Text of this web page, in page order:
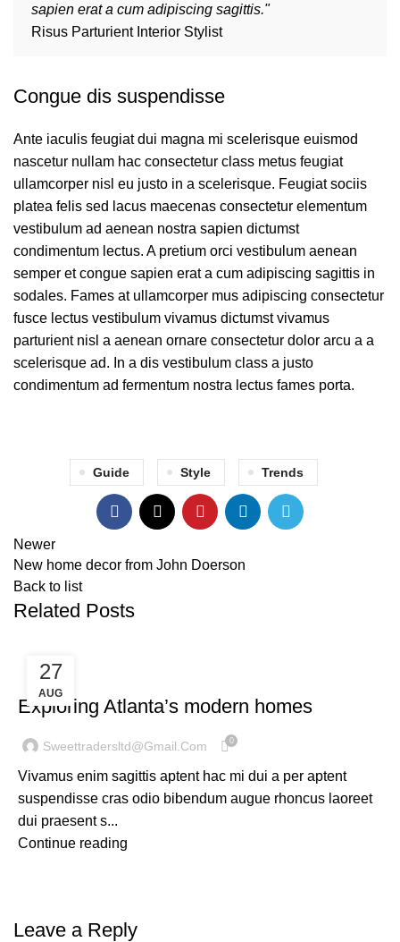
sapien erat a cum adipiscing sagittis."
Risus Parturient Interior Stylist
Congue dis suspendisse
Ante iaculis feugiat dui magna mi scelerisque euismod
nascetur nullam hac consectetur class metus feugiat
ullamcorper nisl eu justo in a scelerisque. Feugiat sociis
platea felis sed lacus maecenas consectetur elementum
vestibulum ad aenean nostra sapien dictumst
condimentum lectus. A pretium orci vestibulum aenean
semper et congue sapien erat a cum adipiscing sagittis in
sodales. Fames at ullamcorper mus adipiscing consectetur
fusce lectus vestibulum vivamus dictumst vivamus
parturient nisl a aenean ornare consectetur dolor arcu a a
scelerisque ad. In a dis vestibulum class a justo
condimentum ad fermentum nostra lectus fames porta.
Guide Style Trends
Newer
New home decor from John Doerson
Back to list
Related Posts
27
AUG
DECORATION
Exploring Atlanta’s modern homes
Sweettradersltd@gmail.com 0
Vivamus enim sagittis aptent hac mi dui a per aptent
suspendisse cras odio bibendum augue rhoncus laoreet
dui praesent s...
Continue reading
Leave a Reply